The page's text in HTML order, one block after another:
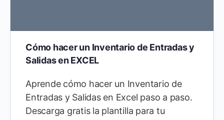
Cómo hacer un Inventario de Entradas y
Salidas en EXCEL
Aprende cómo hacer un Inventario de
Entradas y Salidas en Excel paso a paso.
Descarga gratis la plantilla para tu